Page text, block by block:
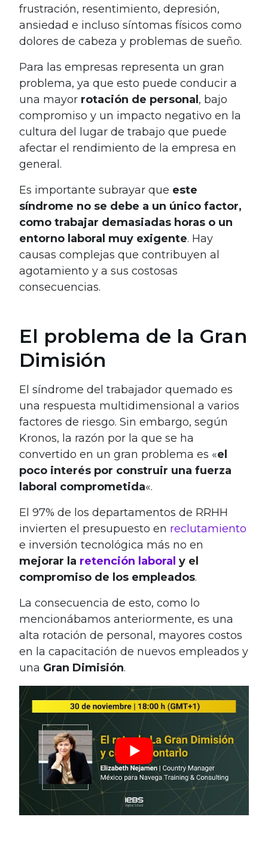
frustración, resentimiento, depresión,
ansiedad e incluso síntomas físicos como
dolores de cabeza y problemas de sueño.
Para las empresas representa un gran
problema, ya que esto puede conducir a
una mayor rotación de personal , bajo
compromiso y un impacto negativo en la
cultura del lugar de trabajo que puede
afectar el rendimiento de la empresa en
general.
Es importante subrayar que este
síndrome no se debe a un único factor,
como trabajar demasiadas horas o un
entorno laboral muy exigente. Hay
causas complejas que contribuyen al
agotamiento y a sus costosas
consecuencias.
El problema de la Gran
Dimisión
El síndrome del trabajador quemado es
una respuesta multidimensional a varios
factores de riesgo. Sin embargo, según
Kronos, la razón por la que se ha
convertido en un gran problema es «el
poco interés por construir una fuerza
laboral comprometida«.
El 97% de los departamentos de RRHH
invierten el presupuesto en reclutamiento
e inversión tecnológica más no en
mejorar la retención laboral y el
compromiso de los empleados.
La consecuencia de esto, como lo
mencionábamos anteriormente, es una
alta rotación de personal, mayores costos
en la capacitación de nuevos empleados y
una Gran Dimisión.